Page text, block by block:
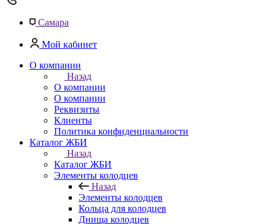
Самара
Мой кабинет
О компании
Назад
О компании
О компании
Реквизиты
Клиенты
Политика конфиденциальности
Каталог ЖБИ
Назад
Каталог ЖБИ
Элементы колодцев
Назад
Элементы колодцев
Кольца для колодцев
Днища колодцев